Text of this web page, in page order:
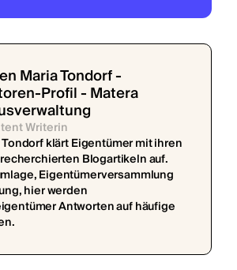
Maria Tondorf -
Profil - Matera
Writerin
klärt Eigentümer mit ihren
Blogartikeln auf.
Eigentümerversammlung
hier werden
Antworten auf häufige